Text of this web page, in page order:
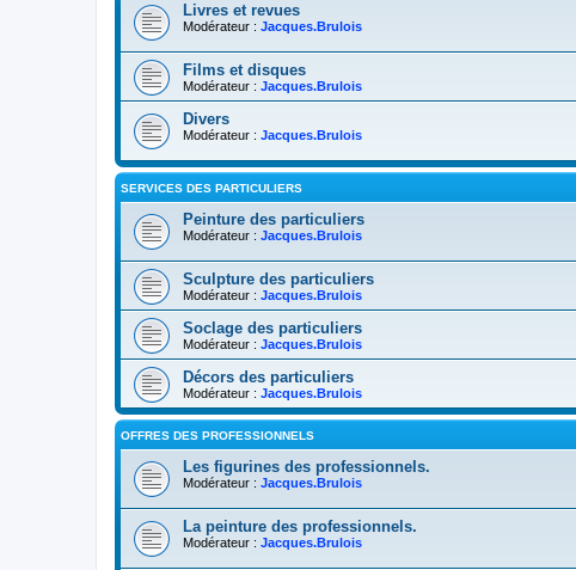
Livres et revues
Modérateur : Jacques.Brulois
Films et disques
Modérateur : Jacques.Brulois
Divers
Modérateur : Jacques.Brulois
SERVICES DES PARTICULIERS
Peinture des particuliers
Modérateur : Jacques.Brulois
Sculpture des particuliers
Modérateur : Jacques.Brulois
Soclage des particuliers
Modérateur : Jacques.Brulois
Décors des particuliers
Modérateur : Jacques.Brulois
OFFRES DES PROFESSIONNELS
Les figurines des professionnels.
Modérateur : Jacques.Brulois
La peinture des professionnels.
Modérateur : Jacques.Brulois